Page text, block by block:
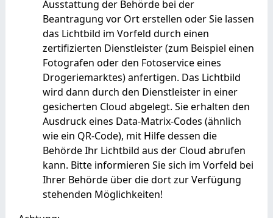
Ausstattung der Behörde bei der
Beantragung vor Ort erstellen oder Sie lassen
das Lichtbild im Vorfeld durch einen
zertifizierten Dienstleister (zum Beispiel einen
Fotografen oder den Fotoservice eines
Drogeriemarktes) anfertigen. Das Lichtbild
wird dann durch den Dienstleister in einer
gesicherten Cloud abgelegt. Sie erhalten den
Ausdruck eines Data-Matrix-Codes (ähnlich
wie ein QR-Code), mit Hilfe dessen die
Behörde Ihr Lichtbild aus der Cloud abrufen
kann. Bitte informieren Sie sich im Vorfeld bei
Ihrer Behörde über die dort zur Verfügung
stehenden Möglichkeiten!